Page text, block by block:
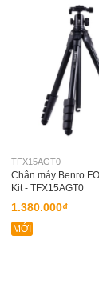
TFX15AGT0
Chân máy Benro
Kit - TFX15AGT0
1.380.000₫
MỚI